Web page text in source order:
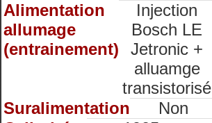
Alimentation
allumage
(entrainement)
Injection
Bosch LE
Jetronic +
alluamge
transistorisé
Suralimentation
Non